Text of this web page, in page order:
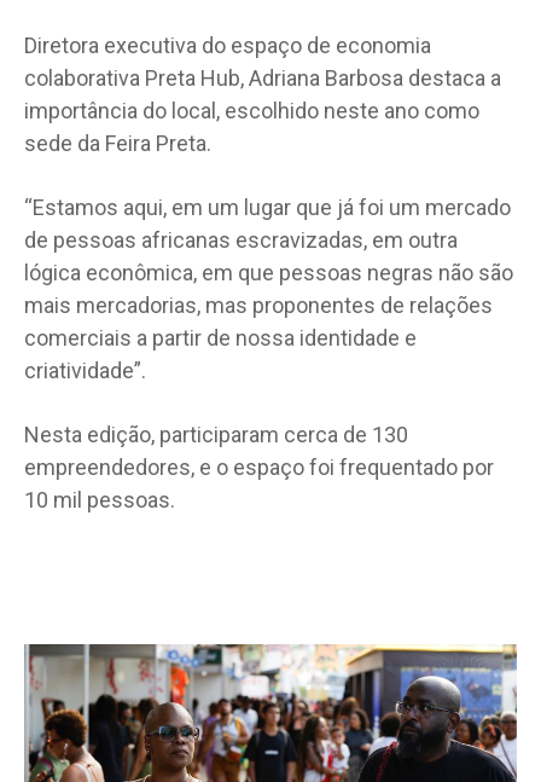
Diretora executiva do espaço de economia
colaborativa Preta Hub, Adriana Barbosa destaca a
importância do local, escolhido neste ano como
sede da Feira Preta.
“Estamos aqui, em um lugar que já foi um mercado
de pessoas africanas escravizadas, em outra
lógica econômica, em que pessoas negras não são
mais mercadorias, mas proponentes de relações
comerciais a partir de nossa identidade e
criatividade”.
Nesta edição, participaram cerca de 130
empreendedores, e o espaço foi frequentado por
10 mil pessoas.